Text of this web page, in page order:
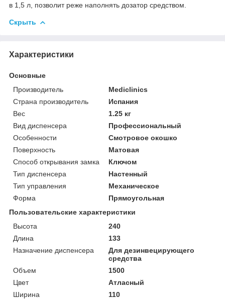
в 1,5 л, позволит реже наполнять дозатор средством.
Скрыть
Характеристики
Основные
Производитель
Mediclinics
Страна производитель
Испания
Вес
1.25 кг
Вид диспенсера
Профессиональный
Особенности
Смотровое окошко
Поверхность
Матовая
Способ открывания замка
Ключом
Тип диспенсера
Настенный
Тип управления
Механическое
Форма
Прямоугольная
Пользовательские характеристики
Высота
240
Длина
133
Назначение диспенсера
Для дезинвецирующего
средства
Объем
1500
Цвет
Атласный
Ширина
110